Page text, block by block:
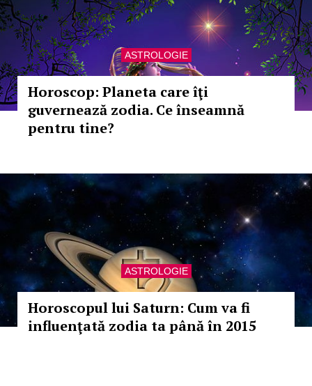
ASTROLOGIE
Horoscop: Planeta care îţi
guvernează zodia. Ce înseamnă
pentru tine?
ASTROLOGIE
Horoscopul lui Saturn: Cum va fi
influenţată zodia ta până în 2015